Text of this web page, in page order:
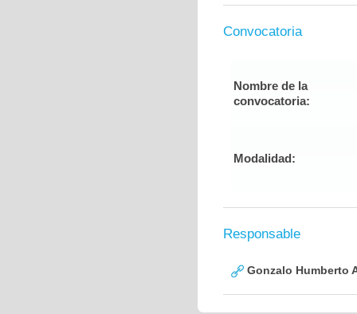
Convocatoria
Nombre de la
convocatoria:
Modalidad:
Responsable
Gonzalo Humberto